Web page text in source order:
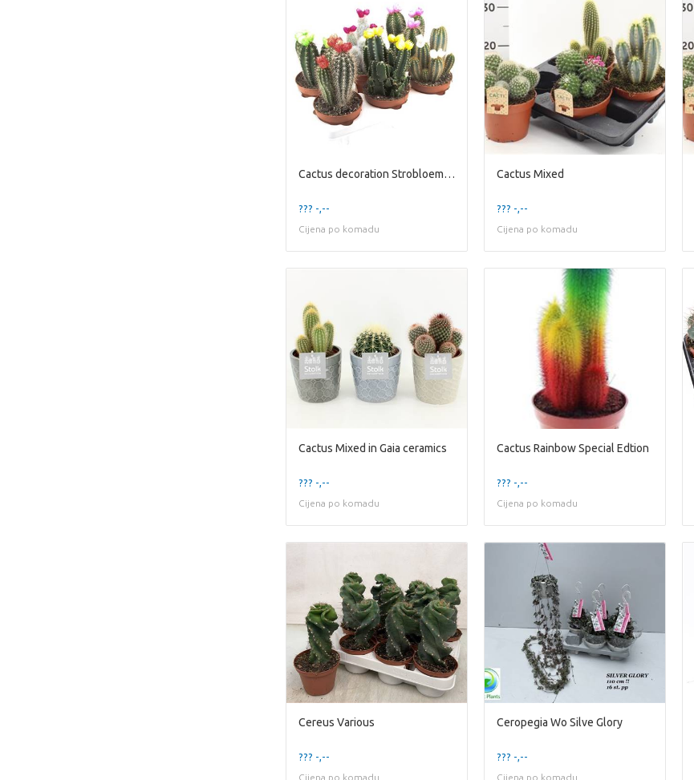
Cactus decoration Strobloem Mixed
??? -,--
Cijena po komadu
Cactus Mixed
??? -,--
Cijena po komadu
Cactus Mixed in Gaia ceramics
??? -,--
Cijena po komadu
Cactus Rainbow Special Edtion
??? -,--
Cijena po komadu
Cereus Various
??? -,--
Cijena po komadu
Ceropegia Wo Silve Glory
??? -,--
Cijena po komadu